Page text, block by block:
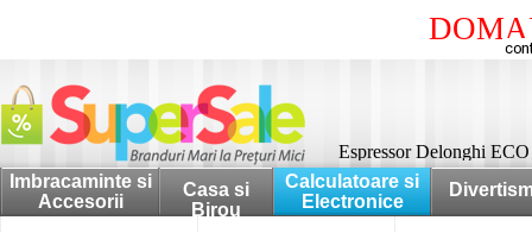
Espressor Delonghi
Imbracaminte si
Accesorii
Casa si
Birou
Calculatoare si
Electronice